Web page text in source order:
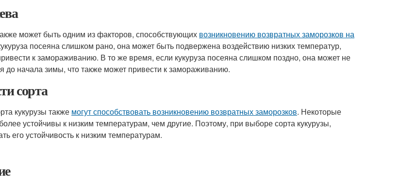
может быть одним из факторов, способствующих возникновению возвратных заморозков на
посеяна слишком рано, она может быть подвержена воздействию низких температур,
к замораживанию. В то же время, если кукуруза посеяна слишком поздно, она может не
до начала зимы, что также может привести к замораживанию.
сорта
кукурузы также могут способствовать возникновению возвратных заморозков. Некоторые
устойчивы к низким температурам, чем другие. Поэтому, при выборе сорта кукурузы,
его устойчивость к низким температурам.